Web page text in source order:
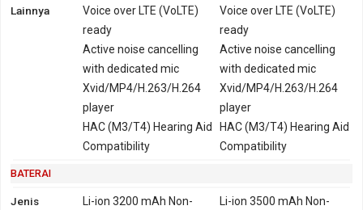
Lainnya
Voice over LTE (VoLTE)
ready
Active noise cancelling
with dedicated mic
Xvid/MP4/H.263/H.264
player
HAC (M3/T4) Hearing Aid
Compatibility
Voice over LTE (VoLTE)
ready
Active noise cancelling
with dedicated mic
Xvid/MP4/H.263/H.264
player
HAC (M3/T4) Hearing Aid
Compatibility
BATERAI
Jenis
Li-ion 3200 mAh Non-
Li-ion 3500 mAh Non-